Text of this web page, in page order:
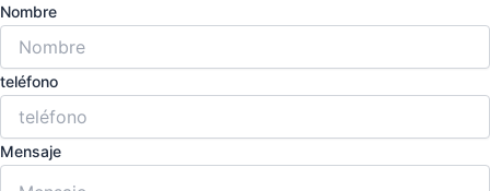
Nombre
teléfono
Mensaje